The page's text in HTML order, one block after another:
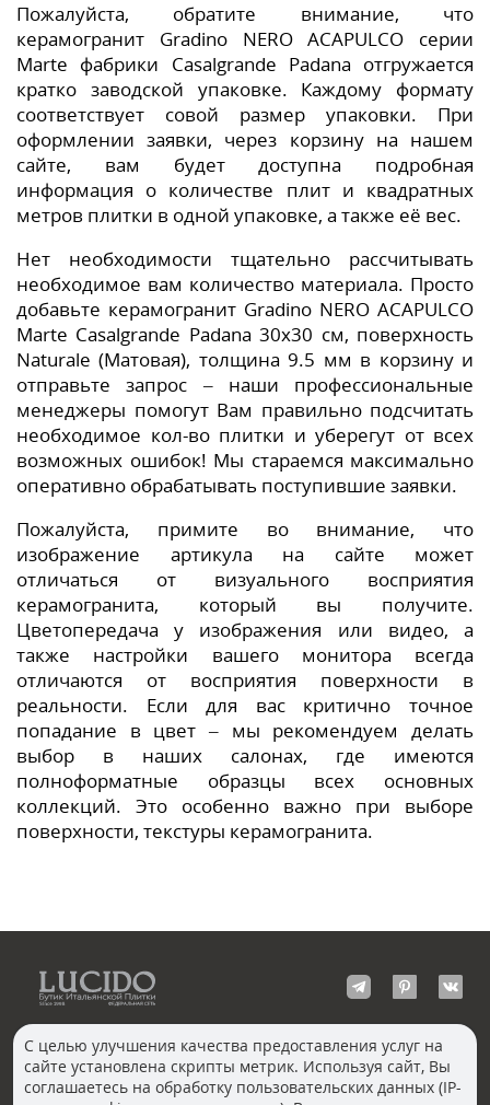
Пожалуйста, обратите внимание, что
керамогранит Gradino NERO ACAPULCO серии
Marte фабрики Casalgrande Padana отгружается
кратко заводской упаковке. Каждому формату
соответствует совой размер упаковки. При
оформлении заявки, через корзину на нашем
сайте, вам будет доступна подробная
информация о количестве плит и квадратных
метров плитки в одной упаковке, а также её вес.
Нет необходимости тщательно рассчитывать
необходимое вам количество материала. Просто
добавьте керамогранит Gradino NERO ACAPULCO
Marte Casalgrande Padana 30x30 см, поверхность
Naturale (Матовая), толщина 9.5 мм в корзину и
отправьте запрос – наши профессиональные
менеджеры помогут Вам правильно подсчитать
необходимое кол-во плитки и уберегут от всех
возможных ошибок! Мы стараемся максимально
оперативно обрабатывать поступившие заявки.
Пожалуйста, примите во внимание, что
изображение артикула на сайте может
отличаться от визуального восприятия
керамогранита, который вы получите.
Цветопередача у изображения или видео, а
также настройки вашего монитора всегда
отличаются от восприятия поверхности в
реальности. Если для вас критично точное
попадание в цвет – мы рекомендуем делать
выбор в наших салонах, где имеются
полноформатные образцы всех основных
коллекций. Это особенно важно при выборе
поверхности, текстуры керамогранита.
КОНТАКТЫ
Волгоград
С целью улучшения качества предоставления услуг на
сайте установлена скрипты метрик. Используя сайт, Вы
соглашаетесь на обработку пользовательских данных (IP-